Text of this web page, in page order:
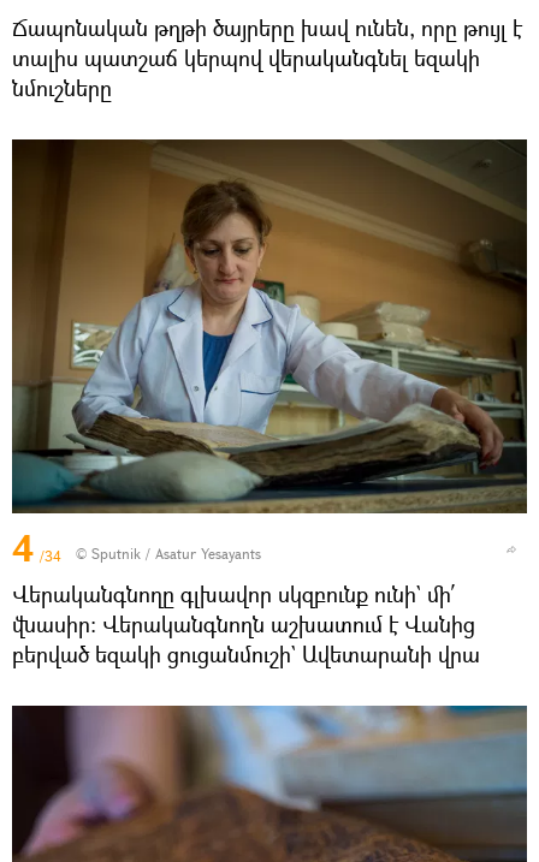
Ճապոնական թղթի ծայրերը խավ ունեն, որը թույլ է
տալիս պատշաճ կերպով վերականգնել եզակի
նմուշները
4 /34 © Sputnik / Asatur Yesayants
Վերականգնողը գլխավոր սկզբունք ունի` մի՛
վնասիր։ Վերականգնողն աշխատում է Վանից
բերված եզակի ցուցանմուշի` Ավետարանի վրա